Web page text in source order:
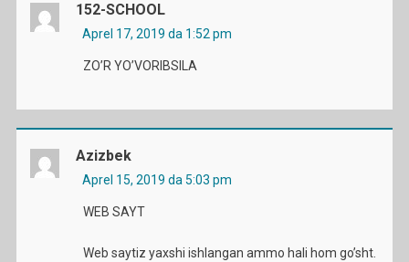
152-SCHOOL
Aprel 17, 2019 da 1:52 pm
ZO’R YO’VORIBSILA
Azizbek
Aprel 15, 2019 da 5:03 pm
WEB SAYT
Web saytiz yaxshi ishlangan ammo hali hom go’sht.